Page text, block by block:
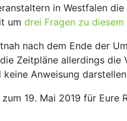
in Westfalen
um drei Fragen zu diesem
nach dem Ende der
Zeitpläne allerdings
Anweisung
19. Mai 2019 für Eure